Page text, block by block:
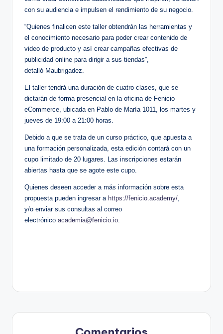
con su audiencia e impulsen el rendimiento de su negocio.
“Quienes finalicen este taller obtendrán las herramientas y
el conocimiento necesario para poder crear contenido de
video de producto y así crear campañas efectivas de
publicidad online para dirigir a sus tiendas”,
detalló Maubrigadez.
El taller tendrá una duración de cuatro clases, que se
dictarán de forma presencial en la oficina de Fenicio
eCommerce, ubicada en Pablo de María 1011, los martes y
jueves de 19:00 a 21:00 horas.
Debido a que se trata de un curso práctico, que apuesta a
una formación personalizada, esta edición contará con un
cupo limitado de 20 lugares. Las inscripciones estarán
abiertas hasta que se agote este cupo.
Quienes deseen acceder a más información sobre esta
propuesta pueden ingresar a https://fenicio.academy/
y/o enviar sus consultas al correo
electrónico academia@fenicio.io